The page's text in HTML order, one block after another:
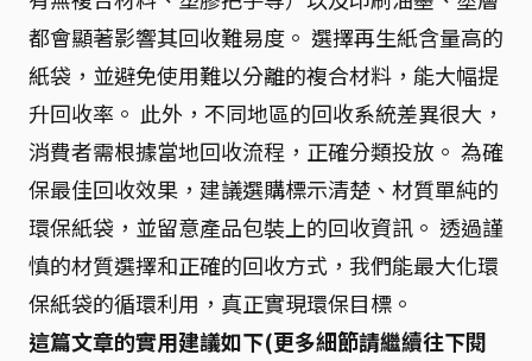
都會顯著影響其回收難易度。 選擇再生紙含量高的
紙袋，並避免使用難以分離的複合材料，能大幅提
升回收率。 此外，不同地區的回收系統差異很大，
消費者需根據當地回收流程，正確分類投放。 為確
保最佳回收效果，建議選購標示清楚、材質單純的
環保紙袋，並留意產品包裝上的回收資訊。 透過謹
慎的材質選擇和正確的回收方式，我們能最大化環
保紙袋的循環利用，真正實現環保目標。
這篇文章的實用建議如下(更多細節請繼續往下閱